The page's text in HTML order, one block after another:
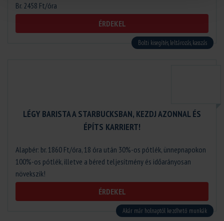
Br. 2458 Ft/óra
ÉRDEKEL
Bolti kisegítés, leltározás, kasszás
LÉGY BARISTA A STARBUCKSBAN, KEZDJ AZONNAL ÉS
ÉPÍTS KARRIERT!
Alapbér: br. 1860 Ft/óra, 18 óra után 30%-os pótlék, ünnepnapokon
100%-os pótlék, illetve a béred teljesítmény és időarányosan
növekszik!
ÉRDEKEL
Akár már holnaptól kezdhető munkák